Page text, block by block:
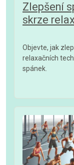
Zlepšení
skrze
Objevte, jak
relaxačních
spánek.